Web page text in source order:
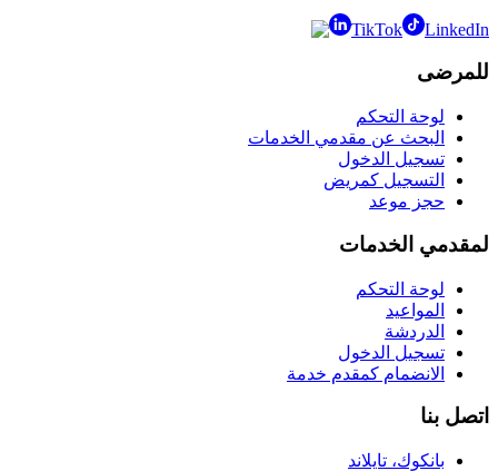
TikTok LinkedIn
للمرضى
لوحة التحكم
البحث عن مقدمي الخدمات
تسجيل الدخول
التسجيل كمريض
حجز موعد
لمقدمي الخدمات
لوحة التحكم
المواعيد
الدردشة
تسجيل الدخول
الانضمام كمقدم خدمة
اتصل بنا
بانكوك، تايلاند